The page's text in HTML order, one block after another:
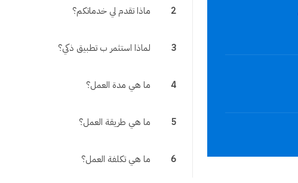
2 ماذا تقدم لي خدماتكم؟
3 لماذا استثمر ب تطبيق ذكي؟
4 ما هي مدة العمل؟
5 ما هي طريقة العمل؟
6 ما هي تكلفة العمل؟